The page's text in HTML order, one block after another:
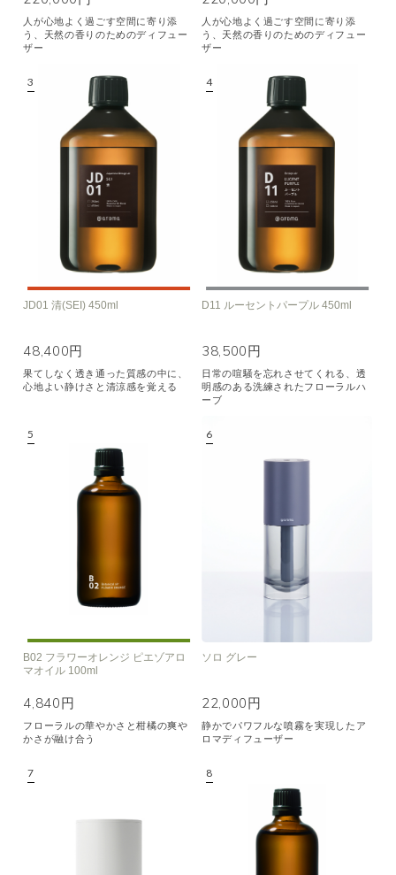
人が心地よく過ごす空間に寄り添
う、天然の香りのためのディフュー
ザー
人が心地よく過ごす空間に寄り添
う、天然の香りのためのディフュー
ザー
JD01 清(SEI) 450ml
48,400円
果てしなく透き通った質感の中に、
心地よい静けさと清涼感を覚える
D11 ルーセントパープル 450ml
38,500円
日常の喧騒を忘れさせてくれる、透
明感のある洗練されたフローラルハ
ーブ
B02 フラワーオレンジ ピエゾアロ
マオイル 100ml
4,840円
フローラルの華やかさと柑橘の爽や
かさが融け合う
ソロ グレー
22,000円
静かでパワフルな噴霧を実現したア
ロマディフューザー